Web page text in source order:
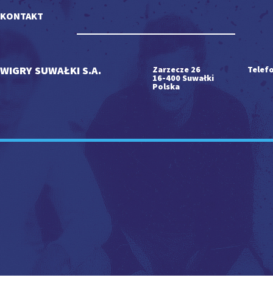
KONTAKT
WIGRY SUWAŁKI S.A. Zarzecze 26
16-400 Suwałki
Polska